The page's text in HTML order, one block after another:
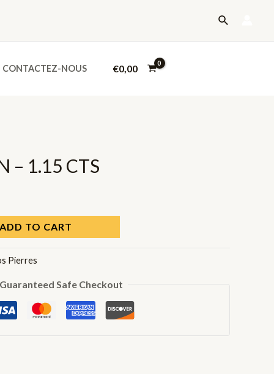
CONTACTEZ-NOUS €0,00
– 1.15 CTS
TO CART
Pierres
Guaranteed Safe Checkout
quantity